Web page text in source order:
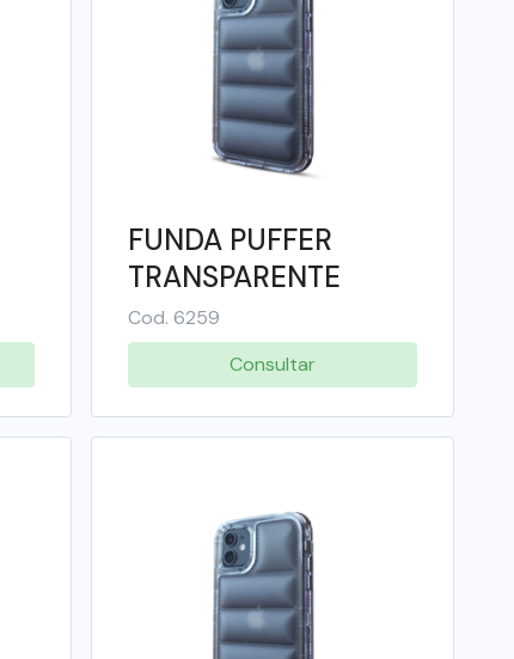
FUNDA PUFFER
TRANSPARENTE
COLOR IPHONE 16 -
SOUL
Cod. 6259
Consultar